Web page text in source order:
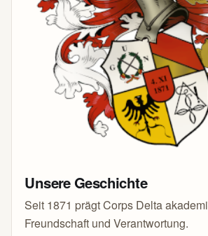
Unsere Geschichte
Seit 1871 prägt Corps Delta
Freundschaft und Verantwortung.